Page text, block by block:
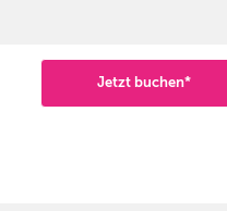
Jetzt buchen*